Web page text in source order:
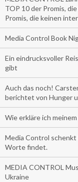
TOP 10 der Promis,
Promis, die keinen
Media Control Book
Ein eindrucksvoller
gibt
Auch das noch!
berichtet von Hunger
Wie erkläre ich
Media Control schenkt
Worte findet.
MEDIA CONTROL
Ukraine